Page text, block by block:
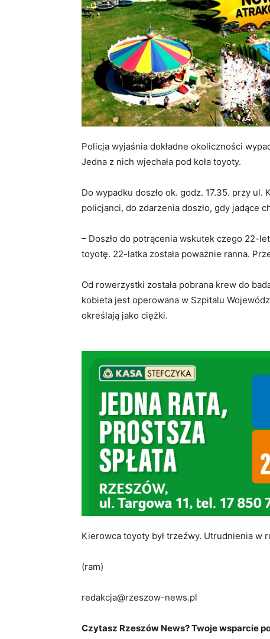
Policja wyjaśnia dokładne okoliczności
Jedna z nich wjechała pod koła toyoty.
Do wypadku doszło ok. godz. 17.35. przy
policjanci, do zdarzenia doszło, gdy jadące
– Doszło do potrącenia wskutek czego 22-
toyotę. 22-latka została poważnie ranna.
Od rowerzystki została pobrana krew do
kobieta jest operowana w Szpitalu
określają jako ciężki.
Kierowca toyoty był trzeźwy. Utrudnienia w
(ram)
redakcja@rzeszow-news.pl
Czytasz Rzeszów News? Twoje wsparcie